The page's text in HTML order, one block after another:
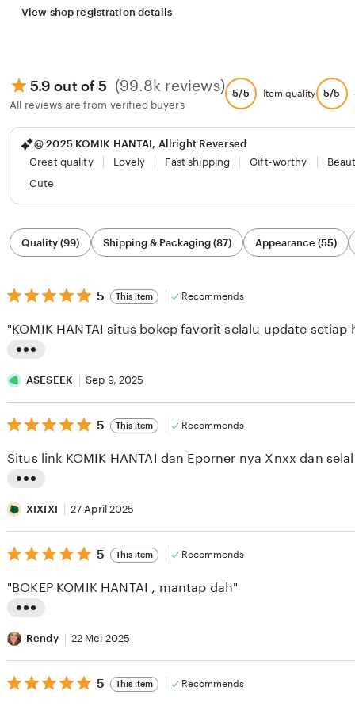
View shop registration details
5.9 out of 5 (99.8k reviews)
All reviews are from verified buyers
5/5 Item quality 5/5
@ 2025 KOMIK HANTAI, Allright Reversed
Great quality
Lovely Fast shipping Gift-worthy
Cute
Filter
by
category
Quality (99) Shipping & Packaging (87) Appearance (55)
5
out
5
stars
5 This item Recommends
i
s
t
n
r
e
v
e
b
y
A
"KOMIK HANTAI situs bokep favorit selalu update setiap
ASESEEK Sep 9, 2025
5
out
5
stars
5 This item Recommends
i
s
t
n
r
e
v
Situs link KOMIK HANTAI dan Eporner nya Xnxx dan
XIXIXI 27 April 2025
5
out
5
stars
5 This item Recommends
i
s
t
"BOKEP KOMIK HANTAI , mantap dah"
Rendy 22 Mei 2025
5
out
5 This item Recommends